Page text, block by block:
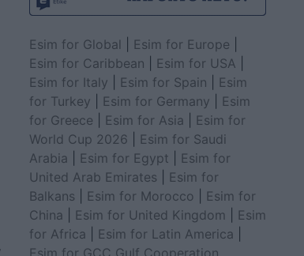
Esim for Global Esim for Europe
Esim for Caribbean
Esim for USA
Esim for Italy
Esim for Spain
Esim
for Turkey
Esim for Germany
Esim
for Greece
Esim for Asia
Esim for
World Cup 2026
Esim for Saudi
Arabia
Esim for Egypt
Esim for
United Arab Emirates
Esim for
Balkans
Esim for Morocco
Esim for
China
Esim for United Kingdom
Esim
for Africa
Esim for Latin America
Esim for GCC Gulf Cooperation